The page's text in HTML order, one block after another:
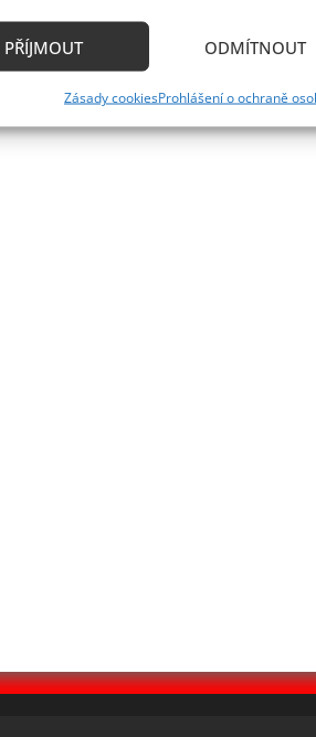
zařízení na základě automaticky přenášených
aktivně požadovaných informací.
PŘÍJMOUT ODMÍTNOUT
Zásady cookiesProhlášení o ochraně